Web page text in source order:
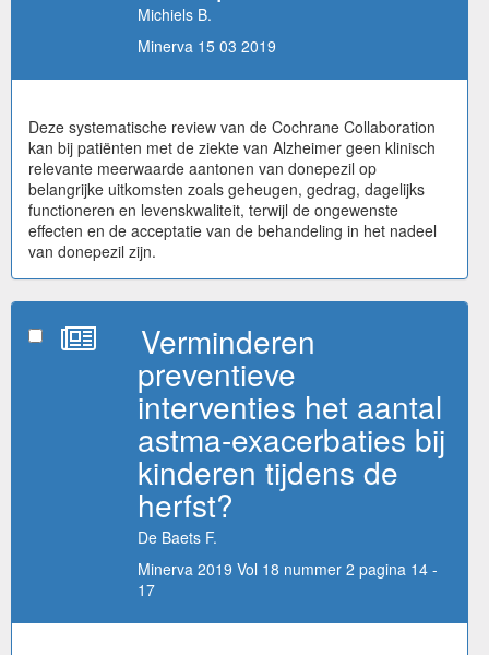
Michiels B.
Minerva 15 03 2019
Deze systematische review van de Cochrane Collaboration
kan bij patiënten met de ziekte van Alzheimer geen klinisch
relevante meerwaarde aantonen van donepezil op
belangrijke uitkomsten zoals geheugen, gedrag, dagelijks
functioneren en levenskwaliteit, terwijl de ongewenste
effecten en de acceptatie van de behandeling in het nadeel
van donepezil zijn.
Verminderen
preventieve
interventies het aantal
astma-exacerbaties bij
kinderen tijdens de
herfst?
De Baets F.
Minerva 2019 Vol 18 nummer 2 pagina 14 -
17